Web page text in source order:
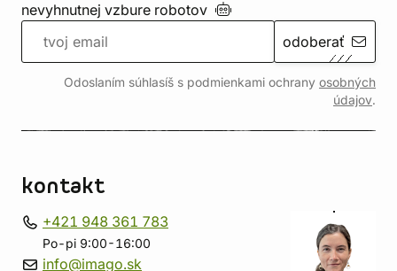
nevyhnutnej vzbure robotov
odoberať
Odoslaním súhlasíš s podmienkami ochrany osobných
údajov.
kontakt
+421 948 361 783
Po-pi 9:00-16:00
info@imago.sk